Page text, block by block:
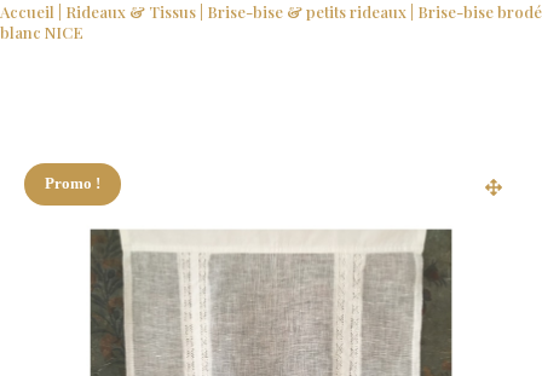
Accueil Rideaux & Tissus Brise-bise & petits rideaux | Brise-bise brodé
blanc NICE
Promo !